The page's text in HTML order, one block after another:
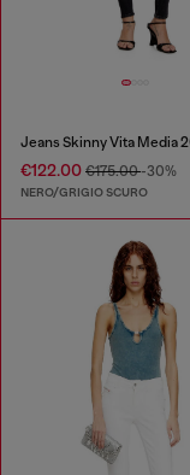
€122.00 €175.00-30%
NERO/GRIGIO SCURO